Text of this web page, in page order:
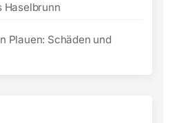
Haselbrunn
Plauen: Schäden und